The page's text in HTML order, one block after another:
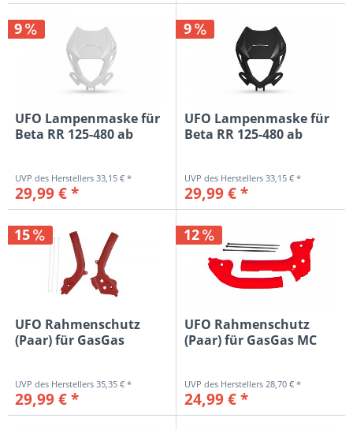
9
UFO Lampenmaske für
Beta RR 125-480 ab
33,15 € *
29,99 € *
9
UFO Lampenmaske für
Beta RR 125-480 ab
33,15 € *
29,99 € *
15
UFO Rahmenschutz
(Paar) für GasGas
35,35 € *
29,99 € *
12
UFO Rahmenschutz
(Paar) für GasGas MC
28,70 € *
24,99 € *